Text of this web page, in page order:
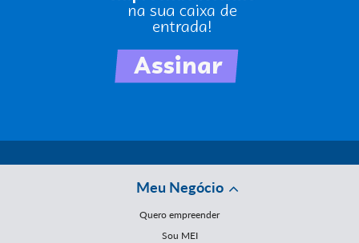
Meu Negócio
Quero empreender
Sou MEI